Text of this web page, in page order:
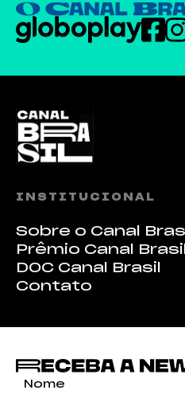
INSTITUCIONAL
Sobre o Canal
Prêmio Canal
DOC Canal Brasil
Contato